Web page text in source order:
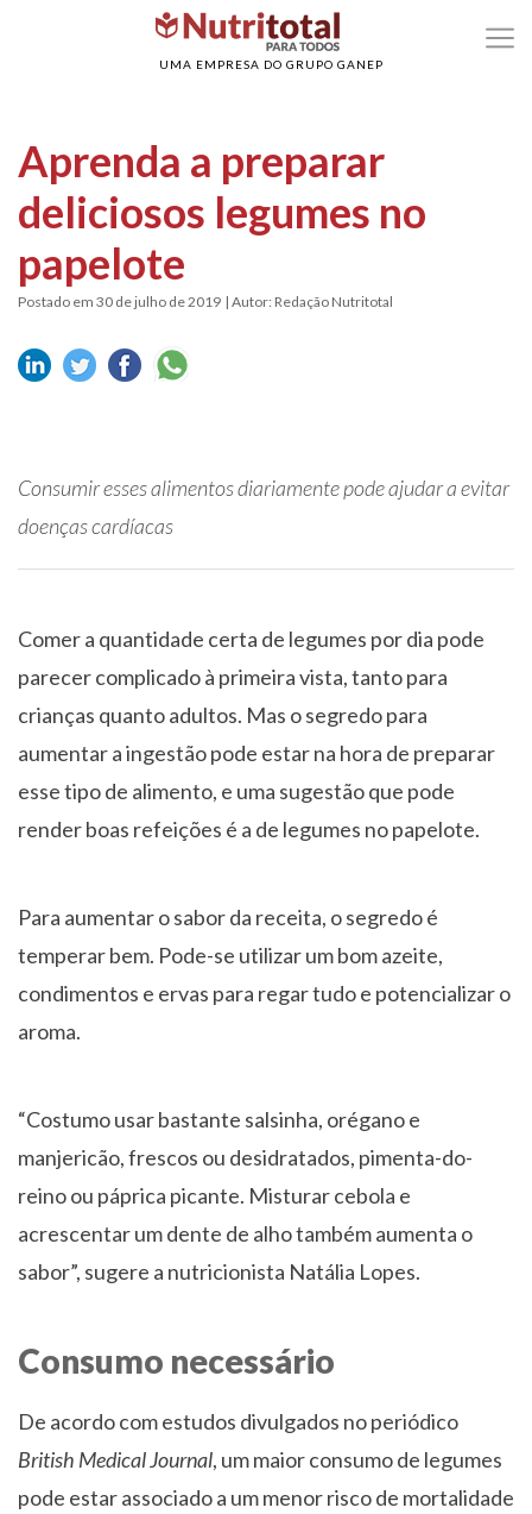
UMA EMPRESA DO GRUPO GANEP
Poder dos alimentos>Aprenda a preparar deliciosos legumes no
Aprenda a preparar
deliciosos legumes no
papelote
Postado em 30 de julho de 2019 | Autor: Redação Nutritotal
Consumir esses alimentos diariamente pode ajudar a evitar
doenças cardíacas
Comer a quantidade certa de legumes por dia pode
parecer complicado à primeira vista, tanto para
crianças quanto adultos. Mas o segredo para
aumentar a ingestão pode estar na hora de preparar
esse tipo de alimento, e uma sugestão que pode
render boas refeições é a de legumes no papelote.
Para aumentar o sabor da receita, o segredo é
temperar bem. Pode-se utilizar um bom azeite,
condimentos e ervas para regar tudo e potencializar o
aroma.
“Costumo usar bastante salsinha, orégano e
manjericão, frescos ou desidratados, pimenta-do-
reino ou páprica picante. Misturar cebola e
acrescentar um dente de alho também aumenta o
sabor”, sugere a nutricionista Natália Lopes.
Consumo necessário
De acordo com estudos divulgados no periódico
British Medical Journal, um maior consumo de legumes
pode estar associado a um menor risco de mortalidade